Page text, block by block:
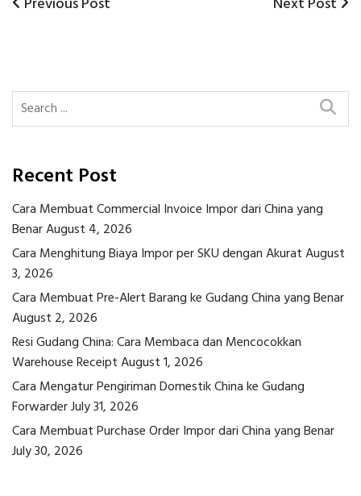
Post
Previous Post Next Post
Recent Post
Cara Membuat Commercial Invoice Impor dari China yang
BenarAugust 4, 2026
Cara Menghitung Biaya Impor per SKU dengan AkuratAugust
3, 2026
Cara Membuat Pre-Alert Barang ke Gudang China yang Benar
August 2, 2026
Resi Gudang China: Cara Membaca dan Mencocokkan
Warehouse ReceiptAugust 1, 2026
Cara Mengatur Pengiriman Domestik China ke Gudang
ForwarderJuly 31, 2026
Cara Membuat Purchase Order Impor dari China yang Benar
July 30, 2026